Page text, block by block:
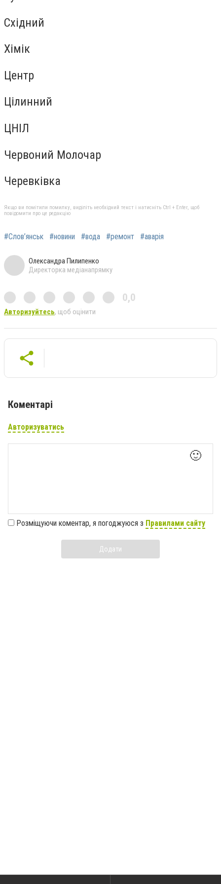
Східний
Хімік
Центр
Цілинний
ЦНІЛ
Червоний Молочар
Черевківка
Якщо ви помітили помилку, виділіть необхідний текст і натисніть Ctrl + Enter, щоб
повідомити про це редакцію
#Слов’янськ #новини #вода #ремонт #аварія
Олександра Пилипенко
Директорка медіанапрямку
0,0
Авторизуйтесь, щоб оцінити
Коментарі
Авторизуватись
🙂
Розміщуючи коментар, я погоджуюся з Правилами сайту
Додати